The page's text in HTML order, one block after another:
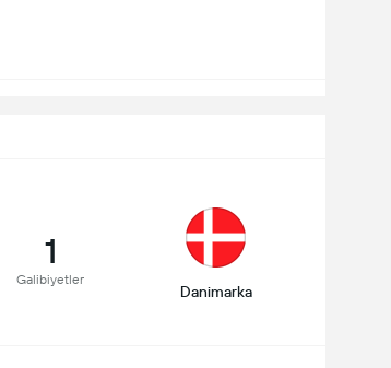
1
Galibiyetler
Danimarka